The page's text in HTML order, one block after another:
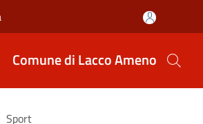
Comune di Lacco Ameno
Sport